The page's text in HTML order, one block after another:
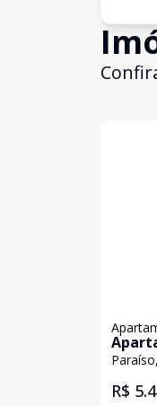
-
R$